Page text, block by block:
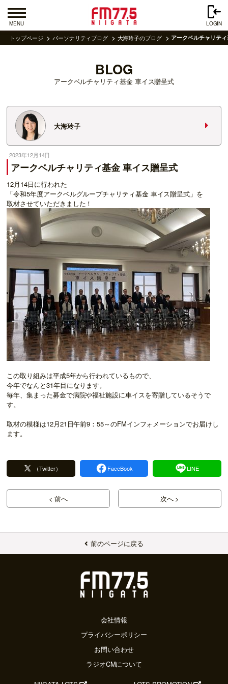
MENU LOGIN
トップページ パーソナリティブログ 大海玲子のブログ アークベルチャリテ
BLOG
アークベルチャリティ基金 車イス贈呈式
大海玲子
2023年12月14日
アークベルチャリティ基金 車イス贈呈式
12月14日に行われた
「令和5年度アークベルグループチャリティ基金 車イス贈呈式」を
取材させていただきました！
この取り組みは平成5年から行われているもので、
今年でなんと31年目になります。
毎年、集まった募金で病院や福祉施設に車イスを寄贈しているそうで
す。
取材の模様は12月21日午前9：55～のFMインフォメーションでお届けし
ます。
（Twitter） FaceBook LINE
< 前へ 次へ >
前のページに戻る
会社情報
プライバシーポリシー
お問い合わせ
ラジオCMについて